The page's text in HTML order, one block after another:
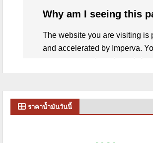
ราคาน้ำมันวันนี้